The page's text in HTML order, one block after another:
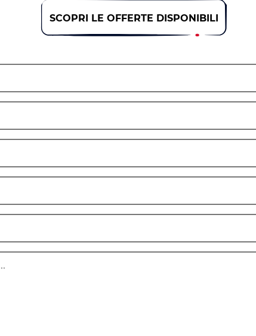
SCOPRI LE OFFERTE DISPONIBILI